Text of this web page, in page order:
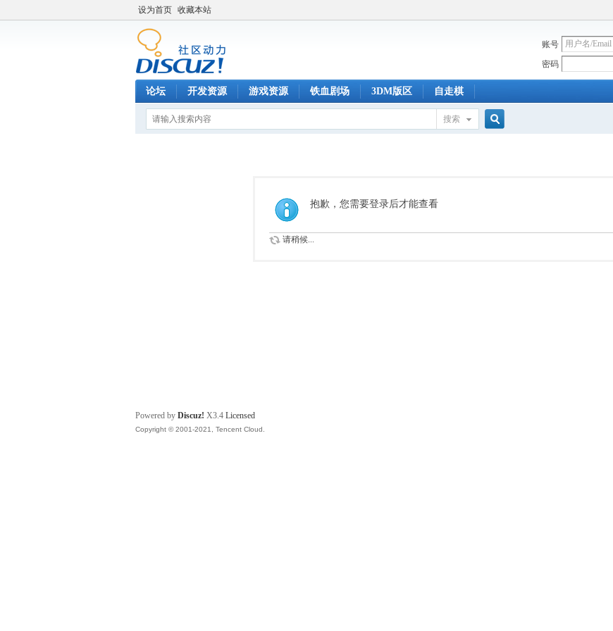
设为首页 收藏本站
账号
密码
论坛 开发资源 游戏资源 铁血剧场 3DM版区 自走棋
搜索
抱歉，您需要登录后才能查看
请稍候...
Powered by Discuz! X3.4 Licensed
Copyright © 2001-2021, Tencent Cloud.